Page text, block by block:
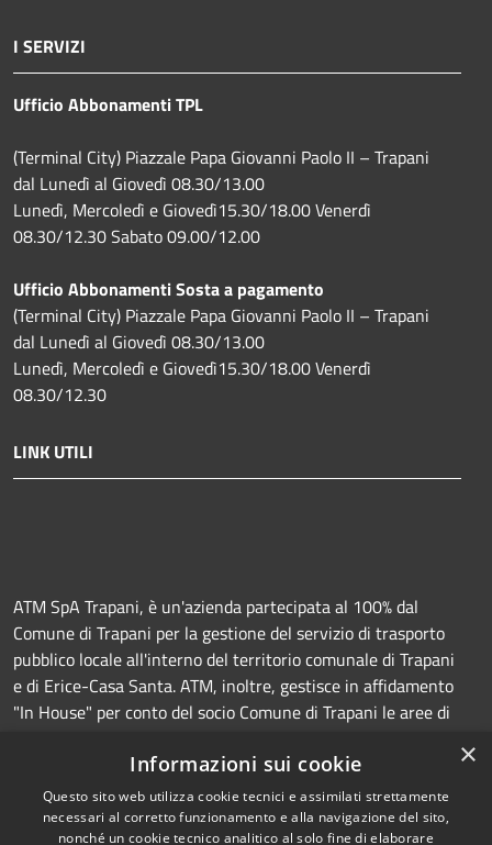
I SERVIZI
Ufficio Abbonamenti TPL
(Terminal City) Piazzale Papa Giovanni Paolo II – Trapani
dal Lunedì al Giovedì 08.30/13.00
Lunedì, Mercoledì e Giovedì15.30/18.00 Venerdì
08.30/12.30 Sabato 09.00/12.00
Ufficio Abbonamenti Sosta a pagamento
(Terminal City) Piazzale Papa Giovanni Paolo II – Trapani
dal Lunedì al Giovedì 08.30/13.00
Lunedì, Mercoledì e Giovedì15.30/18.00 Venerdì
08.30/12.30
LINK UTILI
ATM SpA Trapani, è un'azienda partecipata al 100% dal
Comune di Trapani per la gestione del servizio di trasporto
pubblico locale all'interno del territorio comunale di Trapani
e di Erice-Casa Santa. ATM, inoltre, gestisce in affidamento
"In House" per conto del socio Comune di Trapani le aree di
manutenzione della segnaletica orizzontale e verticale.
×
Informazioni sui cookie
Questo sito web utilizza cookie tecnici e assimilati strettamente
necessari al corretto funzionamento e alla navigazione del sito,
nonché un cookie tecnico analitico al solo fine di elaborare